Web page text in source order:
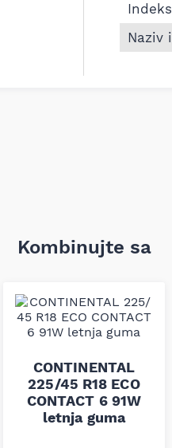
Naziv
Kombinujte sa
CONTINENTAL
225/45 R18 ECO
CONTACT 6 91W
letnja guma